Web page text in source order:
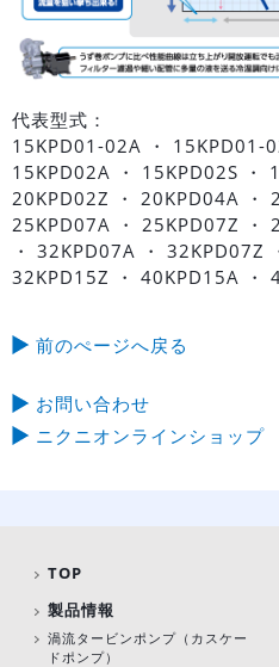
代表型式：
15KPD01-02A ・ 15KPD01-
15KPD02A ・ 15KPD02S ・
20KPD02Z ・ 20KPD04A ・
25KPD07A ・ 25KPD07Z ・
・ 32KPD07A ・ 32KPD07Z
32KPD15Z ・ 40KPD15A ・
前のぺージへ戻る
お問い合わせ
ニクニオンラインショップ
TOP
製品情報
渦流タービンポンプ （カスケー
ドポンプ）